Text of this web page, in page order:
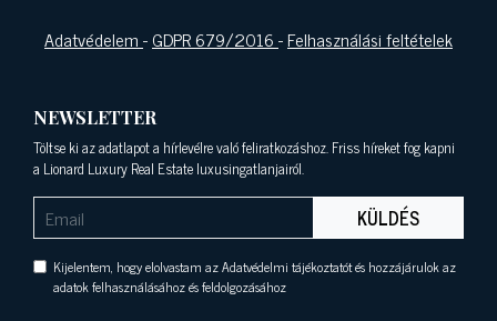
Adatvédelem-GDPR 679/2016-Felhasználási feltételek
NEWSLETTER
Töltse ki az adatlapot a hírlevélre való feliratkozáshoz. Friss híreket fog kapni
a Lionard Luxury Real Estate luxusingatlanjairól.
KÜLDÉS
Kijelentem, hogy elolvastam az Adatvédelmi tájékoztatót és hozzájárulok az
adatok felhasználásához és feldolgozásához